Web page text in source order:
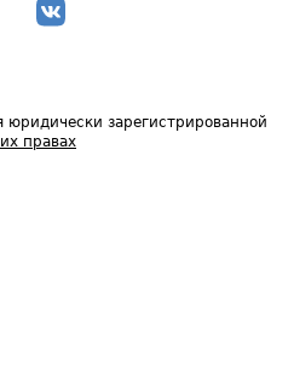
юридически зарегистрированной
правах